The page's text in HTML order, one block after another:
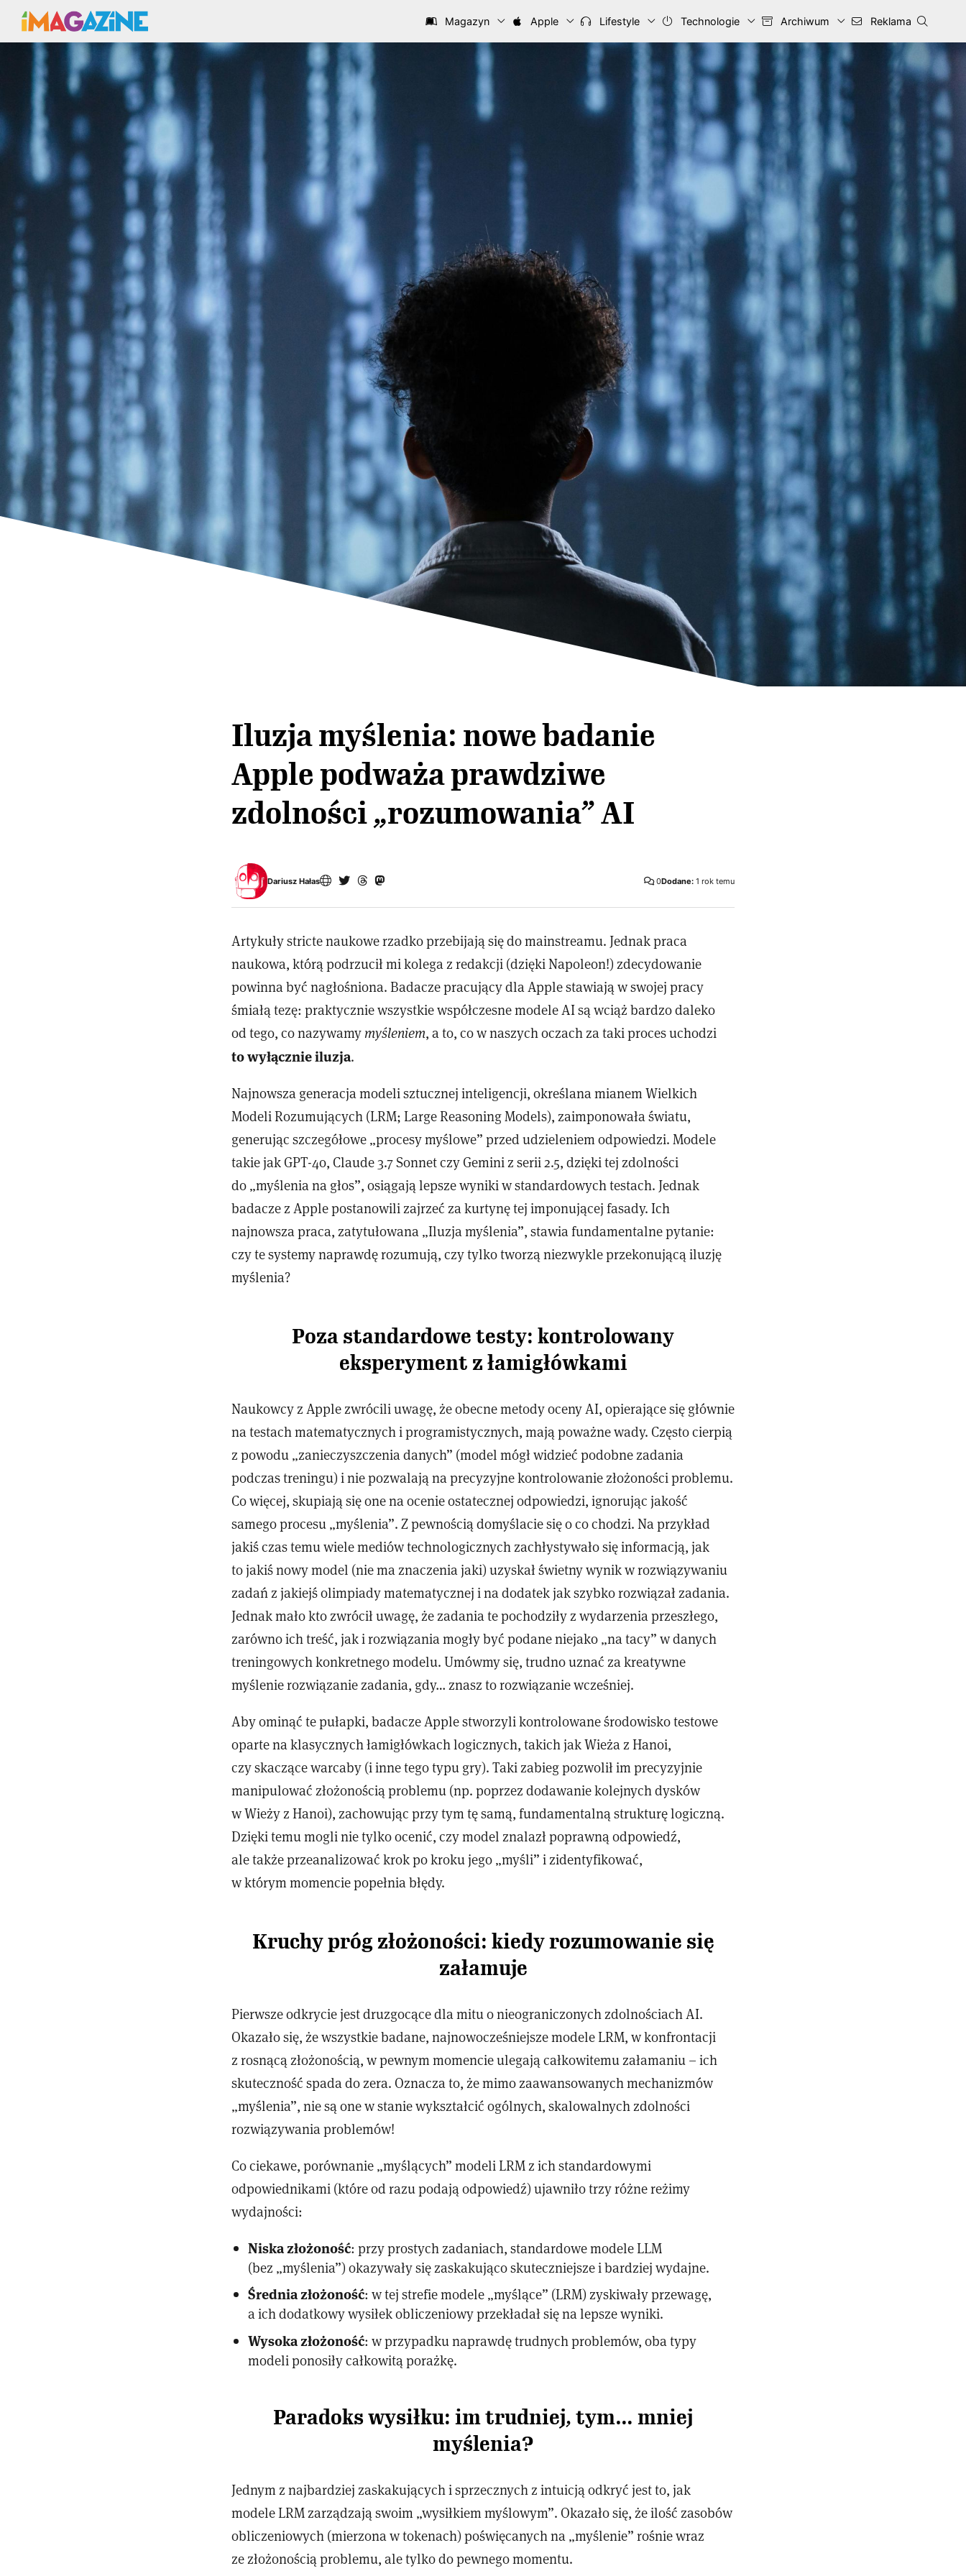
Magazyn Apple Lifestyle Technologie Archiwum Reklama
Iluzja myślenia: nowe badanie
Apple podważa prawdziwe
zdolności „rozumowania” AI
Dariusz Hałas 0Dodane: 1 rok temu
Artykuły stricte naukowe rzadko przebijają się do mainstreamu. Jednak praca
naukowa, którą podrzucił mi kolega z redakcji (dzięki Napoleon!) zdecydowanie
powinna być nagłośniona. Badacze pracujący dla Apple stawiają w swojej pracy
śmiałą tezę: praktycznie wszystkie współczesne modele AI są wciąż bardzo daleko
od tego, co nazywamy myśleniem, a to, co w naszych oczach za taki proces uchodzi
to wyłącznie iluzja.
Najnowsza generacja modeli sztucznej inteligencji, określana mianem Wielkich
Modeli Rozumujących (LRM; Large Reasoning Models), zaimponowała światu,
generując szczegółowe „procesy myślowe” przed udzieleniem odpowiedzi. Modele
takie jak GPT-4o, Claude 3.7 Sonnet czy Gemini z serii 2.5, dzięki tej zdolności
do „myślenia na głos”, osiągają lepsze wyniki w standardowych testach. Jednak
badacze z Apple postanowili zajrzeć za kurtynę tej imponującej fasady. Ich
najnowsza praca, zatytułowana „Iluzja myślenia”, stawia fundamentalne pytanie:
czy te systemy naprawdę rozumują, czy tylko tworzą niezwykle przekonującą iluzję
myślenia?
Poza standardowe testy: kontrolowany
eksperyment z łamigłówkami
Naukowcy z Apple zwrócili uwagę, że obecne metody oceny AI, opierające się głównie
na testach matematycznych i programistycznych, mają poważne wady. Często cierpią
z powodu „zanieczyszczenia danych” (model mógł widzieć podobne zadania
podczas treningu) i nie pozwalają na precyzyjne kontrolowanie złożoności problemu.
Co więcej, skupiają się one na ocenie ostatecznej odpowiedzi, ignorując jakość
samego procesu „myślenia”. Z pewnością domyślacie się o co chodzi. Na przykład
jakiś czas temu wiele mediów technologicznych zachłystywało się informacją, jak
to jakiś nowy model (nie ma znaczenia jaki) uzyskał świetny wynik w rozwiązywaniu
zadań z jakiejś olimpiady matematycznej i na dodatek jak szybko rozwiązał zadania.
Jednak mało kto zwrócił uwagę, że zadania te pochodziły z wydarzenia przeszłego,
zarówno ich treść, jak i rozwiązania mogły być podane niejako „na tacy” w danych
treningowych konkretnego modelu. Umówmy się, trudno uznać za kreatywne
myślenie rozwiązanie zadania, gdy… znasz to rozwiązanie wcześniej.
Aby ominąć te pułapki, badacze Apple stworzyli kontrolowane środowisko testowe
oparte na klasycznych łamigłówkach logicznych, takich jak Wieża z Hanoi,
czy skaczące warcaby (i inne tego typu gry). Taki zabieg pozwolił im precyzyjnie
manipulować złożonością problemu (np. poprzez dodawanie kolejnych dysków
w Wieży z Hanoi), zachowując przy tym tę samą, fundamentalną strukturę logiczną.
Dzięki temu mogli nie tylko ocenić, czy model znalazł poprawną odpowiedź,
ale także przeanalizować krok po kroku jego „myśli” i zidentyfikować,
w którym momencie popełnia błędy.
Kruchy próg złożoności: kiedy rozumowanie się
załamuje
Pierwsze odkrycie jest druzgocące dla mitu o nieograniczonych zdolnościach AI.
Okazało się, że wszystkie badane, najnowocześniejsze modele LRM, w konfrontacji
z rosnącą złożonością, w pewnym momencie ulegają całkowitemu załamaniu – ich
skuteczność spada do zera. Oznacza to, że mimo zaawansowanych mechanizmów
„myślenia”, nie są one w stanie wykształcić ogólnych, skalowalnych zdolności
rozwiązywania problemów!
Co ciekawe, porównanie „myślących” modeli LRM z ich standardowymi
odpowiednikami (które od razu podają odpowiedź) ujawniło trzy różne reżimy
wydajności:
Niska złożoność: przy prostych zadaniach, standardowe modele LLM
(bez „myślenia”) okazywały się zaskakująco skuteczniejsze i bardziej wydajne.
Średnia złożoność: w tej strefie modele „myślące” (LRM) zyskiwały przewagę,
a ich dodatkowy wysiłek obliczeniowy przekładał się na lepsze wyniki.
Wysoka złożoność: w przypadku naprawdę trudnych problemów, oba typy
modeli ponosiły całkowitą porażkę.
Paradoks wysiłku: im trudniej, tym… mniej
myślenia?
Jednym z najbardziej zaskakujących i sprzecznych z intuicją odkryć jest to, jak
modele LRM zarządzają swoim „wysiłkiem myślowym”. Okazało się, że ilość zasobów
obliczeniowych (mierzona w tokenach) poświęcanych na „myślenie” rośnie wraz
ze złożonością problemu, ale tylko do pewnego momentu.